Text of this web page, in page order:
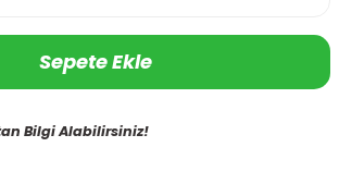
Sepete Ekle
Bilgi Alabilirsiniz!